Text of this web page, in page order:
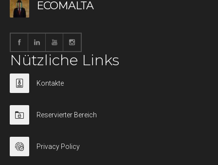
ECOMALTA
Nützliche Links
Kontakte
Reservierter Bereich
Privacy Policy